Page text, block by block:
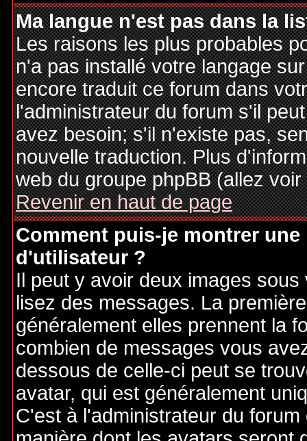
Ma langue n'est pas dans la
Les raisons les plus probables
n'a pas installé votre langage
encore traduit ce forum dans
l'administrateur du forum s'il
avez besoin; s'il n'existe pas,
nouvelle traduction. Plus
web du groupe phpBB (allez
Revenir en haut de page
Comment puis-je montrer
d'utilisateur ?
Il peut y avoir deux images
lisez des messages. La
généralement elles prennent la
combien de messages vous
dessous de celle-ci peut se
avatar, qui est généralement
C'est à l'administrateur du